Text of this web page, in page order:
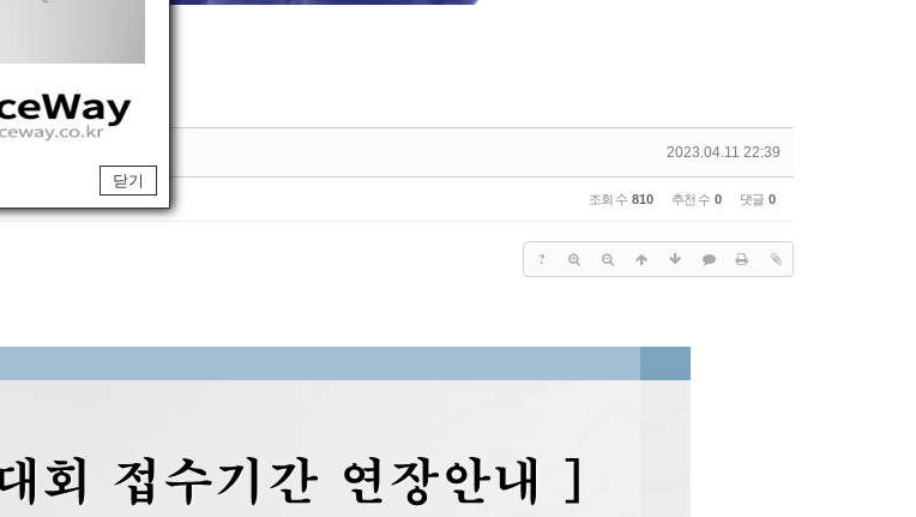
2023.04.11 22:39
조회 수 810 추천 수 0 댓글 0
?
닫기